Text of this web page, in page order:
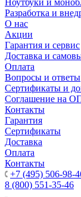
Ноутбуки и
Разработка и
О нас
Акции
Гарантия и сервис
Доставка и
Оплата
Вопросы и ответы
Сертификаты и
Соглашение на
Контакты
Гарантия
Сертификаты
Доставка
Оплата
Контакты
+7 (495) 506-98-
8 (800) 551-35-46